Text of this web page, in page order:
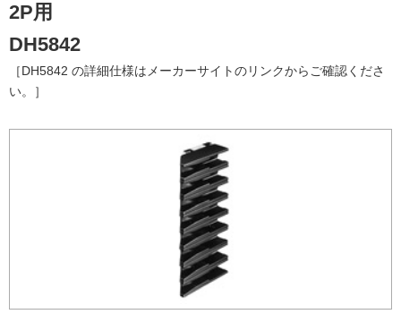
2P用
DH5842
［DH5842 の詳細仕様はメーカーサイトのリンクからご確認くださ
い。］